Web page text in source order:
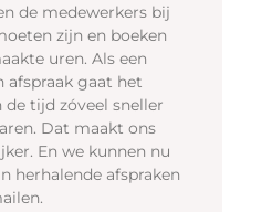
de medewerkers bij
zijn en boeken
uren. Als een
afspraak gaat het
tijd zóveel sneller
Dat maakt ons
En we kunnen nu
herhalende afspraken